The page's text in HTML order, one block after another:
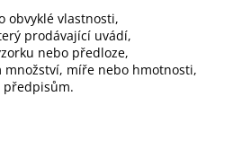
obvyklé vlastnosti,
prodávající uvádí,
nebo předloze,
množství, míře nebo hmotnosti,
předpisům.